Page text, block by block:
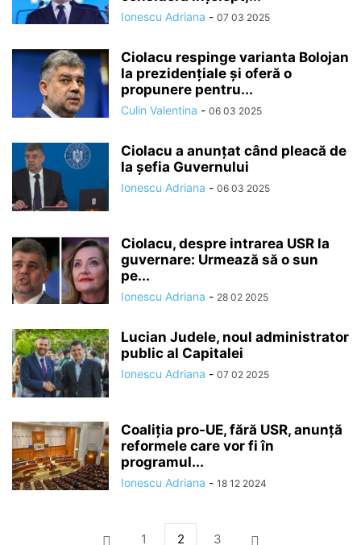
Ionescu Adriana - 07 03 2025
Ciolacu respinge varianta Bolojan
la prezidențiale și oferă o
propunere pentru...
Culin Valentina - 06 03 2025
Ciolacu a anunțat când pleacă de
la șefia Guvernului
Ionescu Adriana - 06 03 2025
Ciolacu, despre intrarea USR la
guvernare: Urmează să o sun
pe...
Ionescu Adriana - 28 02 2025
Lucian Judele, noul administrator
public al Capitalei
Ionescu Adriana - 07 02 2025
Coaliția pro-UE, fără USR, anunță
reformele care vor fi în
programul...
Ionescu Adriana - 18 12 2024
1 2 3